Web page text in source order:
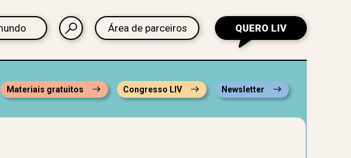
Área de parceiros QUERO LIV
Materiais gratuitos Congresso LIV Newsletter